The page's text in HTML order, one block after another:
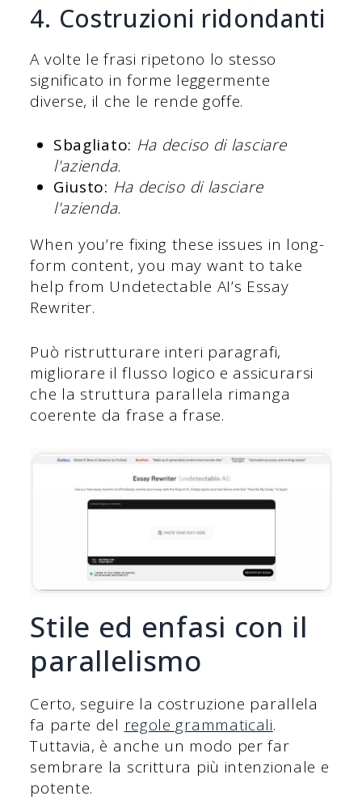
4. Costruzioni ridondanti
A volte le frasi ripetono lo stesso
significato in forme leggermente
diverse, il che le rende goffe.
Sbagliato: Ha deciso di lasciare
l'azienda.
Giusto: Ha deciso di lasciare
l'azienda.
When you’re fixing these issues in long-
form content, you may want to take
help from Undetectable AI’s Essay
Rewriter.
Può ristrutturare interi paragrafi,
migliorare il flusso logico e assicurarsi
che la struttura parallela rimanga
coerente da frase a frase.
Stile ed enfasi con il
parallelismo
Certo, seguire la costruzione parallela
fa parte del regole grammaticali.
Tuttavia, è anche un modo per far
sembrare la scrittura più intenzionale e
potente.